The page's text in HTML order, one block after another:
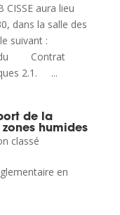
CISSE aura lieu
dans la salle des
le suivant :
Contrat
2.1. ...
de la
humides
classé
en